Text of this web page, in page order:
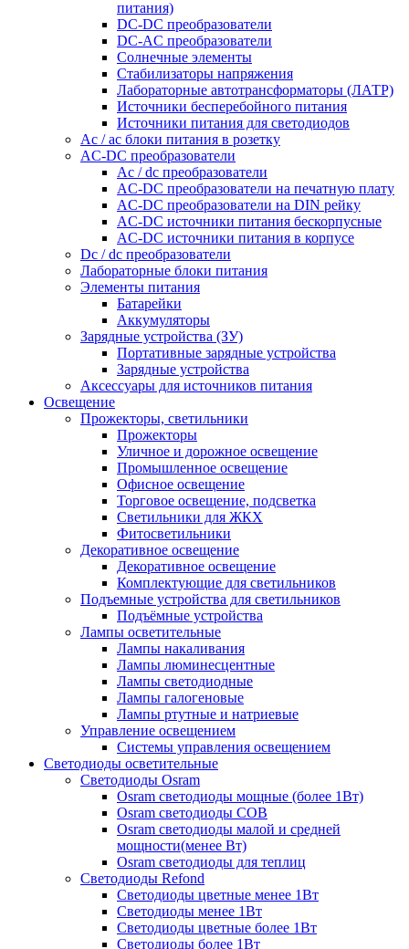
питания)
DC-DC преобразователи
DC-AC преобразователи
Солнечные элементы
Стабилизаторы напряжения
Лабораторные автотрансформаторы (ЛАТР)
Источники бесперебойного питания
Источники питания для светодиодов
Ac / ac блоки питания в розетку
AC-DC преобразователи
Ac / dc преобразователи
AC-DC преобразователи на печатную плату
AC-DC преобразователи на DIN рейку
AC-DC источники питания бескорпусные
AC-DC источники питания в корпусе
Dc / dc преобразователи
Лабораторные блоки питания
Элементы питания
Батарейки
Аккумуляторы
Зарядные устройства (ЗУ)
Портативные зарядные устройства
Зарядные устройства
Аксессуары для источников питания
Освещение
Прожекторы, светильники
Прожекторы
Уличное и дорожное освещение
Промышленное освещение
Офисное освещение
Торговое освещение, подсветка
Светильники для ЖКХ
Фитосветильники
Декоративное освещение
Декоративное освещение
Комплектующие для светильников
Подъемные устройства для светильников
Подъёмные устройства
Лампы осветительные
Лампы накаливания
Лампы люминесцентные
Лампы светодиодные
Лампы галогеновые
Лампы ртутные и натриевые
Управление освещением
Системы управления освещением
Светодиоды осветительные
Светодиоды Osram
Osram светодиоды мощные (более 1Вт)
Osram светодиоды COB
Osram светодиоды малой и средней
мощности(менее Вт)
Osram светодиоды для теплиц
Светодиоды Refond
Светодиоды цветные менее 1Вт
Светодиоды менее 1Вт
Светодиоды цветные более 1Вт
Светодиоды более 1Вт